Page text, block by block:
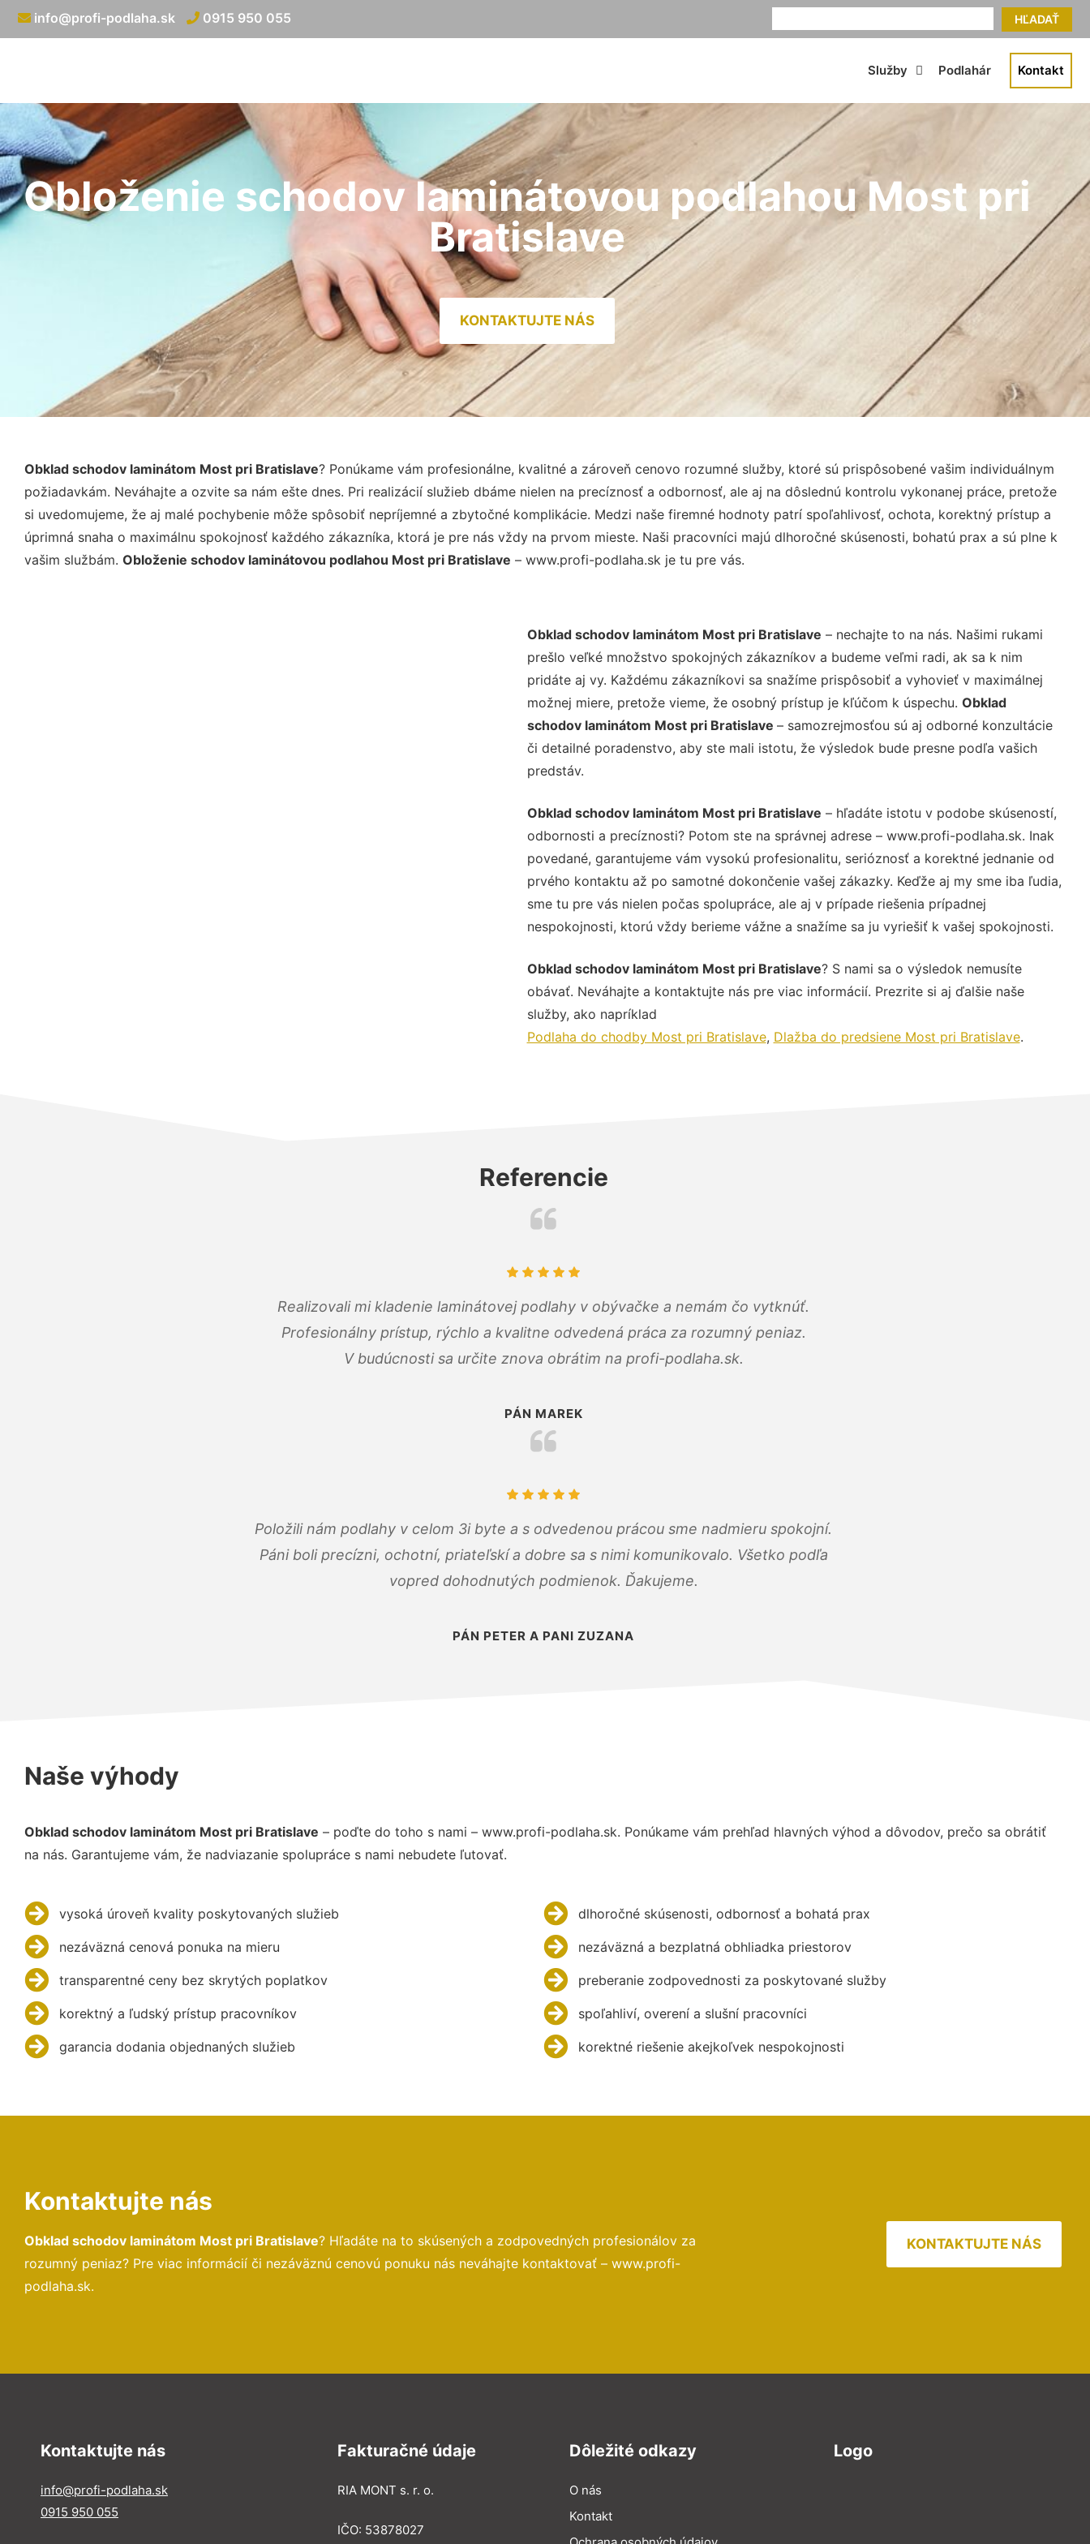
HĽADAŤ
info@profi-podlaha.sk 0915 950 055
Služby Podlahár Kontakt
Obloženie schodov laminátovou podlahou Most pri
Bratislave
KONTAKTUJTE NÁS
Obklad schodov laminátom Most pri Bratislave? Ponúkame vám profesionálne, kvalitné a zároveň cenovo rozumné služby, ktoré sú prispôsobené vašim individuálnym
požiadavkám. Neváhajte a ozvite sa nám ešte dnes. Pri realizácií služieb dbáme nielen na precíznosť a odbornosť, ale aj na dôslednú kontrolu vykonanej práce, pretože
si uvedomujeme, že aj malé pochybenie môže spôsobiť nepríjemné a zbytočné komplikácie. Medzi naše firemné hodnoty patrí spoľahlivosť, ochota, korektný prístup a
úprimná snaha o maximálnu spokojnosť každého zákazníka, ktorá je pre nás vždy na prvom mieste. Naši pracovníci majú dlhoročné skúsenosti, bohatú prax a sú plne k
vašim službám. Obloženie schodov laminátovou podlahou Most pri Bratislave – www.profi-podlaha.sk je tu pre vás.
Obklad schodov laminátom Most pri Bratislave – nechajte to na nás. Našimi rukami
prešlo veľké množstvo spokojných zákazníkov a budeme veľmi radi, ak sa k nim
pridáte aj vy. Každému zákazníkovi sa snažíme prispôsobiť a vyhovieť v maximálnej
možnej miere, pretože vieme, že osobný prístup je kľúčom k úspechu. Obklad
schodov laminátom Most pri Bratislave – samozrejmosťou sú aj odborné konzultácie
či detailné poradenstvo, aby ste mali istotu, že výsledok bude presne podľa vašich
predstáv.
Obklad schodov laminátom Most pri Bratislave – hľadáte istotu v podobe skúseností,
odbornosti a precíznosti? Potom ste na správnej adrese – www.profi-podlaha.sk. Inak
povedané, garantujeme vám vysokú profesionalitu, serióznosť a korektné jednanie od
prvého kontaktu až po samotné dokončenie vašej zákazky. Keďže aj my sme iba ľudia,
sme tu pre vás nielen počas spolupráce, ale aj v prípade riešenia prípadnej
nespokojnosti, ktorú vždy berieme vážne a snažíme sa ju vyriešiť k vašej spokojnosti.
Obklad schodov laminátom Most pri Bratislave? S nami sa o výsledok nemusíte
obávať. Neváhajte a kontaktujte nás pre viac informácií. Prezrite si aj ďalšie naše
služby, ako napríklad
Podlaha do chodby Most pri Bratislave, Dlažba do predsiene Most pri Bratislave.
Referencie
Realizovali mi kladenie laminátovej podlahy v obývačke a nemám čo vytknúť.
Profesionálny prístup, rýchlo a kvalitne odvedená práca za rozumný peniaz.
V budúcnosti sa určite znova obrátim na profi-podlaha.sk.
PÁN MAREK
Položili nám podlahy v celom 3i byte a s odvedenou prácou sme nadmieru spokojní.
Páni boli precízni, ochotní, priateľskí a dobre sa s nimi komunikovalo. Všetko podľa
vopred dohodnutých podmienok. Ďakujeme.
PÁN PETER A PANI ZUZANA
Naše výhody
Obklad schodov laminátom Most pri Bratislave – poďte do toho s nami – www.profi-podlaha.sk. Ponúkame vám prehľad hlavných výhod a dôvodov, prečo sa obrátiť
na nás. Garantujeme vám, že nadviazanie spolupráce s nami nebudete ľutovať.
vysoká úroveň kvality poskytovaných služieb
nezáväzná cenová ponuka na mieru
transparentné ceny bez skrytých poplatkov
korektný a ľudský prístup pracovníkov
garancia dodania objednaných služieb
dlhoročné skúsenosti, odbornosť a bohatá prax
nezáväzná a bezplatná obhliadka priestorov
preberanie zodpovednosti za poskytované služby
spoľahliví, overení a slušní pracovníci
korektné riešenie akejkoľvek nespokojnosti
Kontaktujte nás
Obklad schodov laminátom Most pri Bratislave? Hľadáte na to skúsených a zodpovedných profesionálov za
rozumný peniaz? Pre viac informácií či nezáväznú cenovú ponuku nás neváhajte kontaktovať – www.profi-
podlaha.sk.
KONTAKTUJTE NÁS
Kontaktujte nás
info@profi-podlaha.sk
0915 950 055
Fakturačné údaje
RIA MONT s. r. o.
IČO: 53878027
Dôležité odkazy
O nás
Kontakt
Logo